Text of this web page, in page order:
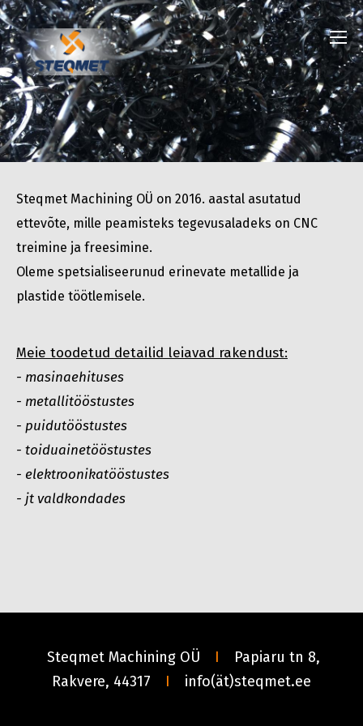
Steqmet Machining OÜ on 2016. aastal asutatud
ettevõte, mille peamisteks tegevusaladeks on CNC
treimine ja freesimine.
Oleme spetsialiseerunud erinevate metallide ja
plastide töötlemisele.
Meie toodetud detailid leiavad rakendust:
- masinaehituses
- metallitööstustes
- puidutööstustes
- toiduainetööstustes
- elektroonikatööstustes
- jt valdkondades
Steqmet Machining OÜ I Papiaru tn 8,
Rakvere, 44317 I info(ät)steqmet.ee